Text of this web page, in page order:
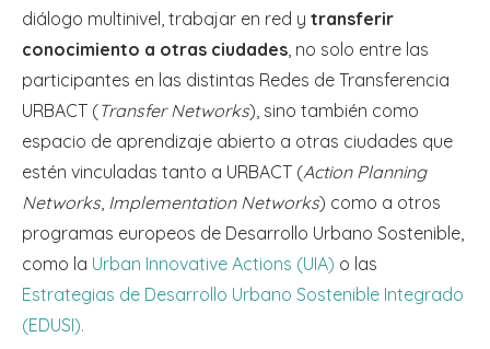
diálogo multinivel, trabajar en red y transferir
conocimiento a otras ciudades , no solo entre las
participantes en las distintas Redes de Transferencia
URBACT (Transfer Networks), sino también como
espacio de aprendizaje abierto a otras ciudades que
estén vinculadas tanto a URBACT (Action Planning
Networks Implementation Networks) como a otros
programas europeos de Desarrollo Urbano Sostenible,
como la Urban Innovative Actions (UIA) o las
Estrategias de Desarrollo Urbano Sostenible Integrado
(EDUSI).